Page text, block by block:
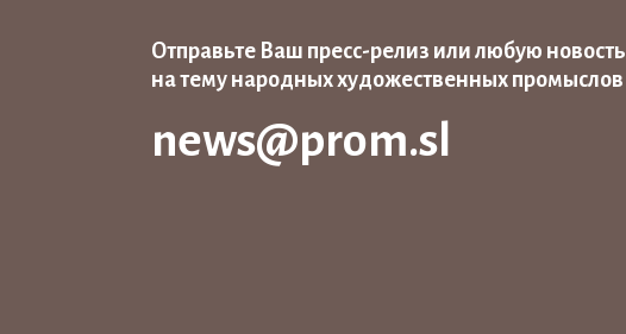
Отправьте Ваш пресс-релиз или любую новость
на тему народных художественных промыслов
news@prom.sl